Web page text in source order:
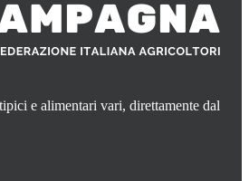
e alimentari vari, direttamente dal